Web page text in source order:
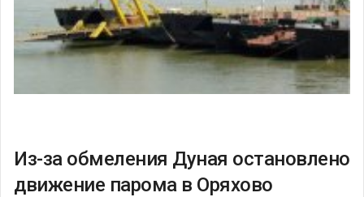
Из-за обмеления Дуная остановлено
движение парома в Оряхово